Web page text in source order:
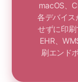
macOS、
各デバイス
せずに印刷
EHR、
刷エンド